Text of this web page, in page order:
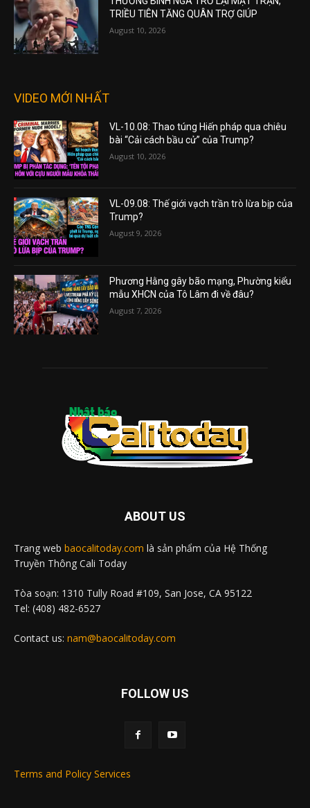
TRIỀU TIÊN TĂNG QUÂN TRỢ GIÚP
August 10, 2026
VIDEO MỚI NHẤT
VL-10.08: Thao túng Hiến pháp qua chiêu
bài “Cải cách bầu cử” của Trump?
August 10, 2026
VL-09.08: Thế giới vạch trần trò lừa bịp của
Trump?
August 9, 2026
Phương Hằng gây bão mạng, Phường kiểu
mẫu XHCN của Tô Lâm đi về đâu?
August 7, 2026
ABOUT US
Trang web baocalitoday.com là sản phẩm của Hệ Thống
Truyền Thông Cali Today
Tòa soạn: 1310 Tully Road #109, San Jose, CA 95122
Tel: (408) 482-6527
Contact us: nam@baocalitoday.com
FOLLOW US
Terms and Policy Services